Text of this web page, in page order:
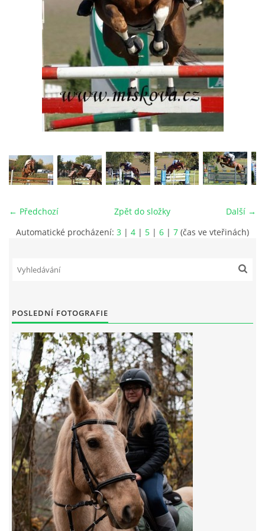
NOVÝ PŘEKÁŽKOVÝ MATERIÁL
CENÍK SLUŽEB
PŘISPĚVEK ČUS KARVINA -PODPORA SPORTU V
MORAVSKOSLEZSKÉM KRAJI
NÁHRADNÍ TERMÍN BRIGÁDY PRO TY KTEŘÍ SE
NEDOSTAVILI NA PODZIMNÍ BRIGÁDU
JARNÍ BRIGÁDA 20.5.2023
DNE 17.11.2023 KROUŽEK JEZDECTVÍ NENÍ
DĚKUJEME MĚSTU RYCHVALD ZA DOTACI V ROCE 2023
NABÍZÍME BRIGÁDU U NÁS VE STÁJI. PRO BLIŽŠÍ INFO
VOLEJTE 604265192
DĚKUJEME ZA PODPORU ČESKÉ UNIÍ SPORTU
JARNÍ BRIGÁDA 20.4 2024
← Předchozí Další →
Zpět do složky
Automatické procházení: 3 | 4 | 5 | 6 | 7 (čas ve vteřinách)
POSLEDNÍ FOTOGRAFIE